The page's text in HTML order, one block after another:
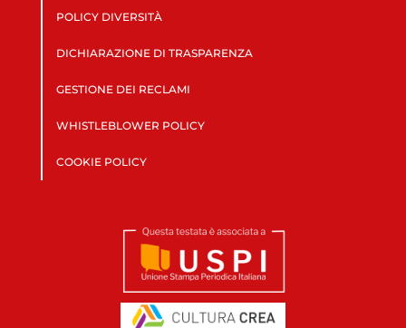
POLICY DIVERSITÀ
DICHIARAZIONE DI TRASPARENZA
GESTIONE DEI RECLAMI
WHISTLEBLOWER POLICY
COOKIE POLICY